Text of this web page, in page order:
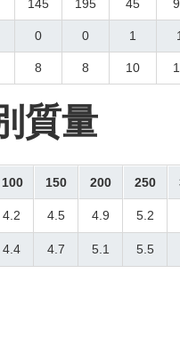
145 195 45
0 0 1
8 8 10
質量
100 150 200 250
4.2 4.5 4.9 5.2
4.4 4.7 5.1 5.5